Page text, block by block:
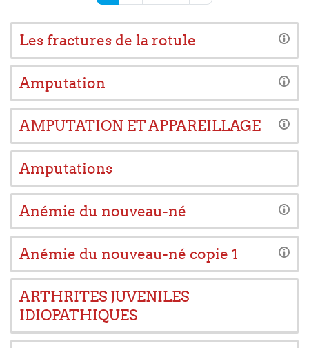
Les fractures de la rotule
Amputation
AMPUTATION ET APPAREILLAGE
Amputations
Anémie du nouveau-né
Anémie du nouveau-né copie 1
ARTHRITES JUVENILES
IDIOPATHIQUES